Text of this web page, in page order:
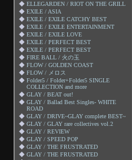
◆ ELLEGARDEN / RIOT ON THE GRILL
◆ EXILE / ASIA
◆ EXILE / EXILE CATCHY BEST
◆ EXILE / EXILE ENTERTAINMENT
◆ EXILE / EXILE LOVE
◆ EXILE / PERFECT BEST
◆ EXILE / PERFECT BEST
◆ FIRE BALL / 火の玉
◆ FLOW / GOLDEN COAST
◆ FLOW / メロス
◆ Folder5 / Folder+Folder5 SINGLE
COLLECTION and more
◆ GLAY / BEAT out!
◆ GLAY / Ballad Best Singles- WHITE
ROAD
◆ GLAY / DRIVE~GLAY complete BEST~
◆ GLAY / GLAY rare collectives vol.2
◆ GLAY / REVIEW
◆ GLAY / SPEED POP
◆ GLAY / THE FRUSTRATED
◆ GLAY / THE FRUSTRATED